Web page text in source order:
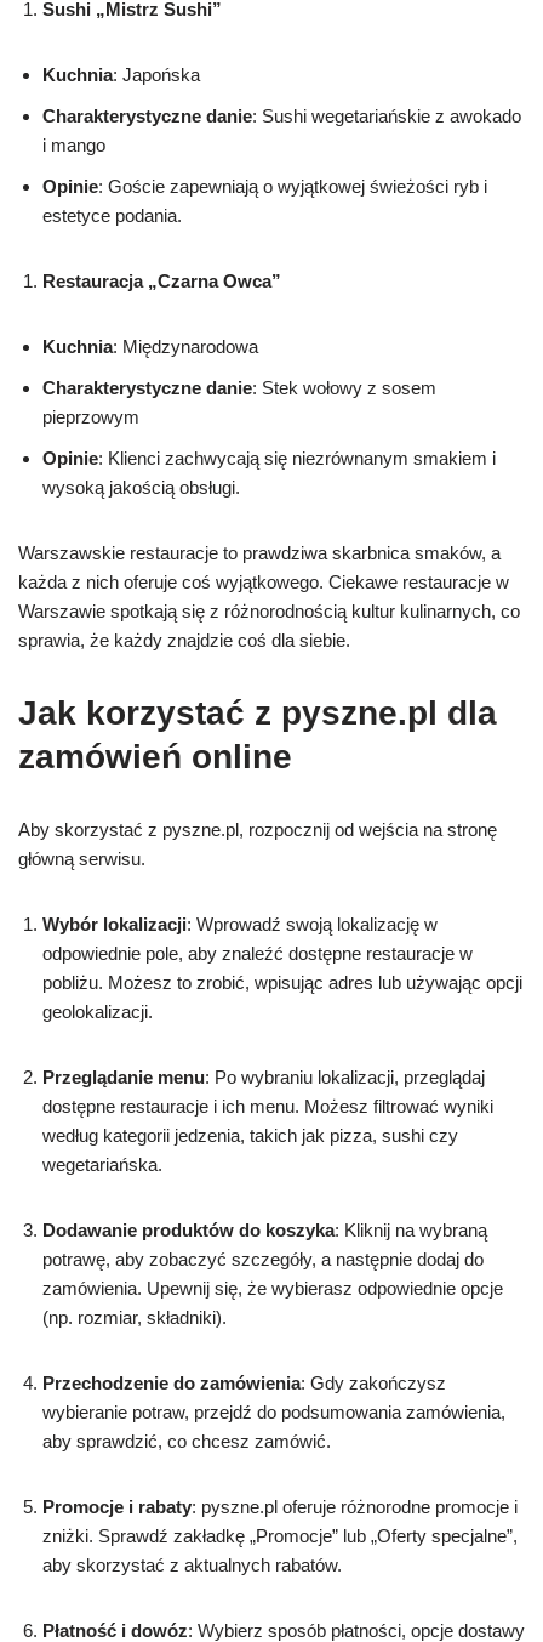
Sushi „Mistrz Sushi”
Kuchnia: Japońska
Charakterystyczne danie: Sushi wegetariańskie z awokado
i mango
Opinie: Goście zapewniają o wyjątkowej świeżości ryb i
estetyce podania.
Restauracja „Czarna Owca”
Kuchnia: Międzynarodowa
Charakterystyczne danie: Stek wołowy z sosem
pieprzowym
Opinie: Klienci zachwycają się niezrównanym smakiem i
wysoką jakością obsługi.
Warszawskie restauracje to prawdziwa skarbnica smaków, a
każda z nich oferuje coś wyjątkowego. Ciekawe restauracje w
Warszawie spotkają się z różnorodnością kultur kulinarnych, co
sprawia, że każdy znajdzie coś dla siebie.
Jak korzystać z pyszne.pl dla
zamówień online
Aby skorzystać z pyszne.pl, rozpocznij od wejścia na stronę
główną serwisu.
Wybór lokalizacji: Wprowadź swoją lokalizację w
odpowiednie pole, aby znaleźć dostępne restauracje w
pobliżu. Możesz to zrobić, wpisując adres lub używając opcji
geolokalizacji.
Przeglądanie menu: Po wybraniu lokalizacji, przeglądaj
dostępne restauracje i ich menu. Możesz filtrować wyniki
według kategorii jedzenia, takich jak pizza, sushi czy
wegetariańska.
Dodawanie produktów do koszyka: Kliknij na wybraną
potrawę, aby zobaczyć szczegóły, a następnie dodaj do
zamówienia. Upewnij się, że wybierasz odpowiednie opcje
(np. rozmiar, składniki).
Przechodzenie do zamówienia: Gdy zakończysz
wybieranie potraw, przejdź do podsumowania zamówienia,
aby sprawdzić, co chcesz zamówić.
Promocje i rabaty: pyszne.pl oferuje różnorodne promocje i
zniżki. Sprawdź zakładkę „Promocje” lub „Oferty specjalne”,
aby skorzystać z aktualnych rabatów.
Płatność i dowóz: Wybierz sposób płatności, opcje dostawy